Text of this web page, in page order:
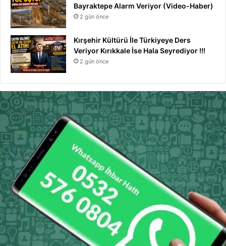
Bayraktepe Alarm Veriyor (Video-Haber)
2 gün önce
Kırşehir Kültürü İle Türkiyeye Ders
Veriyor Kırıkkale İse Hala Seyrediyor !!!
2 gün önce